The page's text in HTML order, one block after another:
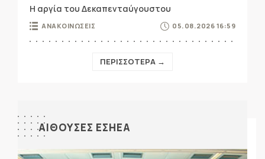
Η αργία του Δεκαπενταύγουστου
ΑΝΑΚΟΙΝΩΣΕΙΣ 05.08.2026 16:59
ΠΕΡΙΣΣΟΤΕΡΑ →
ΑΙΘΟΥΣΕΣ ΕΣΗΕΑ